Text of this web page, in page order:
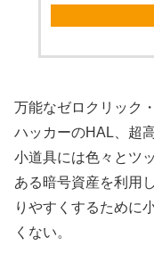
万能なゼロクリック
ハッカーのHAL、超
小道具には色々とツ
ある暗号資産を利用
りやすくするために
くない。